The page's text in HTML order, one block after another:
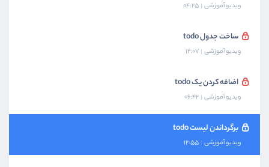
ویدیو آموزشی 04:25
ساخت جدول todo
ویدیو آموزشی 12:07
اضافه کردن یک todo
ویدیو آموزشی 06:42
برگرداندن لیست todo
ویدیو آموزشی 12:55